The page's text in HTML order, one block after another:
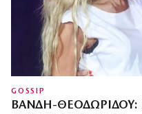
GOSSIP
ΒΑΝΔΉ-ΘΕΟΔΩΡΊΔΟΥ: